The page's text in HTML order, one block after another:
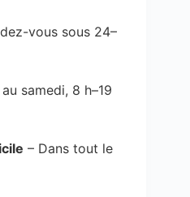
vous sous 24–
samedi, 8 h–19
– Dans tout le